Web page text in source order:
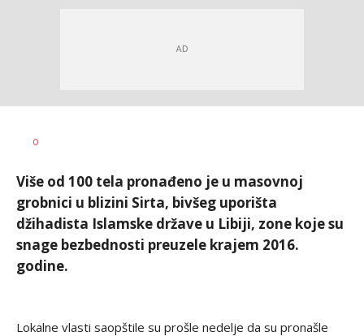
0
Više od 100 tela pronađeno je u masovnoj
grobnici u blizini Sirta, bivšeg uporišta
džihadista Islamske države u Libiji, zone koje su
snage bezbednosti preuzele krajem 2016.
godine.
Lokalne vlasti saopštile su prošle nedelje da su pronašle